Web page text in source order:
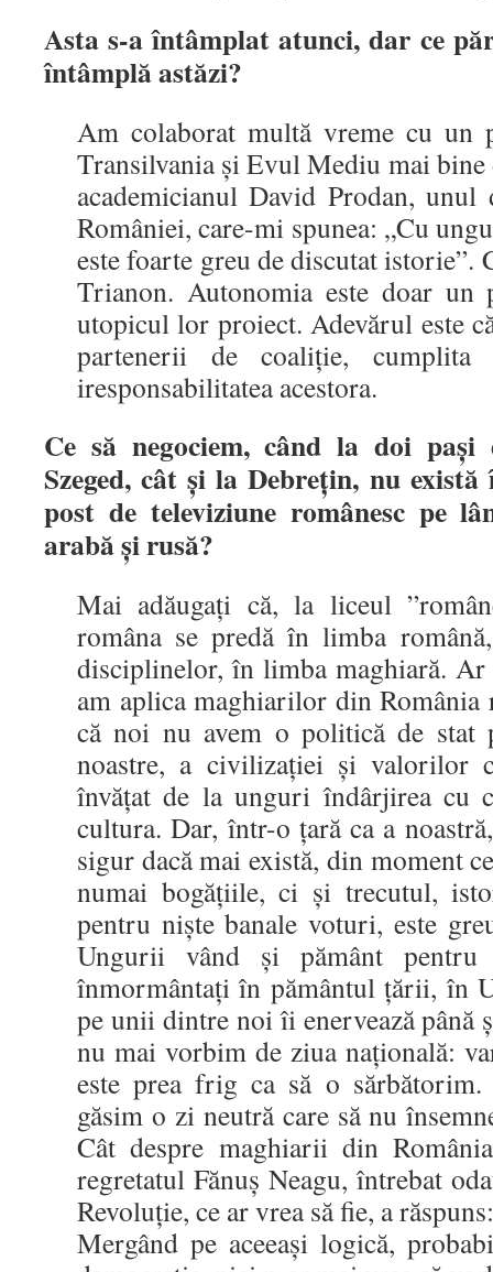
Asta s-a întâmplat atunci, dar ce
întâmplă astăzi?
Am colaborat multă vreme cu un
Transilvania şi Evul Mediu mai bine
academicianul David Prodan,
României, care-mi spunea: „Cu
este foarte greu de discutat istorie”.
Trianon. Autonomia este doar
utopicul lor proiect. Adevărul este
partenerii de coaliţie,
iresponsabilitatea acestora.
Ce să negociem, când la doi
Szeged, cât şi la Debreţin, nu
post de televiziune românesc pe
arabă şi rusă?
Mai adăugaţi că, la liceul
româna se predă în limba
disciplinelor, în limba maghiară.
am aplica maghiarilor din România
că noi nu avem o politică de stat
noastre, a civilizaţiei şi valorilor
învăţat de la unguri îndârjirea cu
cultura. Dar, într-o ţară ca a
sigur dacă mai există, din moment
numai bogăţiile, ci şi trecutul,
pentru nişte banale voturi, este
Ungurii vând şi pământ
înmormântaţi în pământul ţării, în
pe unii dintre noi îi enervează până
nu mai vorbim de ziua naţională:
este prea frig ca să o
găsim o zi neutră care să nu
Cât despre maghiarii din
regretatul Fănuş Neagu, întrebat
Revoluţie, ce ar vrea să fie, a
Mergând pe aceeaşi logică,